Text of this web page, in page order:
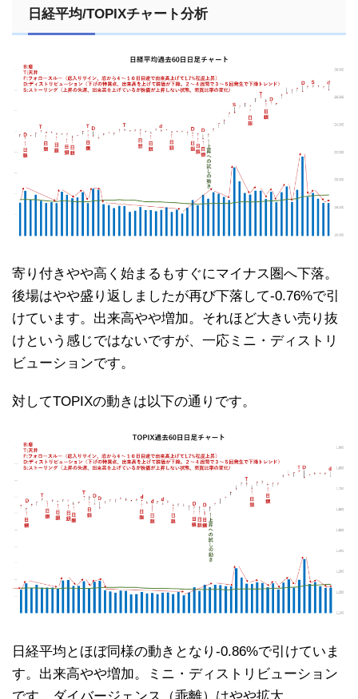
日経平均/TOPIXチャート分析
寄り付きやや高く始まるもすぐにマイナス圏へ下落。
後場はやや盛り返しましたが再び下落して-0.76%で引
けています。出来高やや増加。それほど大きい売り抜
けという感じではないですが、一応ミニ・ディストリ
ビューションです。
対してTOPIXの動きは以下の通りです。
日経平均とほぼ同様の動きとなり-0.86%で引けていま
す。出来高やや増加。ミニ・ディストリビューション